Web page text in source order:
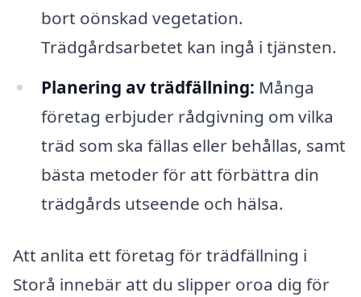
bort oönskad vegetation.
Trädgårdsarbetet kan ingå i tjänsten.
Planering av trädfällning: Många
företag erbjuder rådgivning om vilka
träd som ska fällas eller behållas, samt
bästa metoder för att förbättra din
trädgårds utseende och hälsa.
Att anlita ett företag för trädfällning i
Storå innebär att du slipper oroa dig för